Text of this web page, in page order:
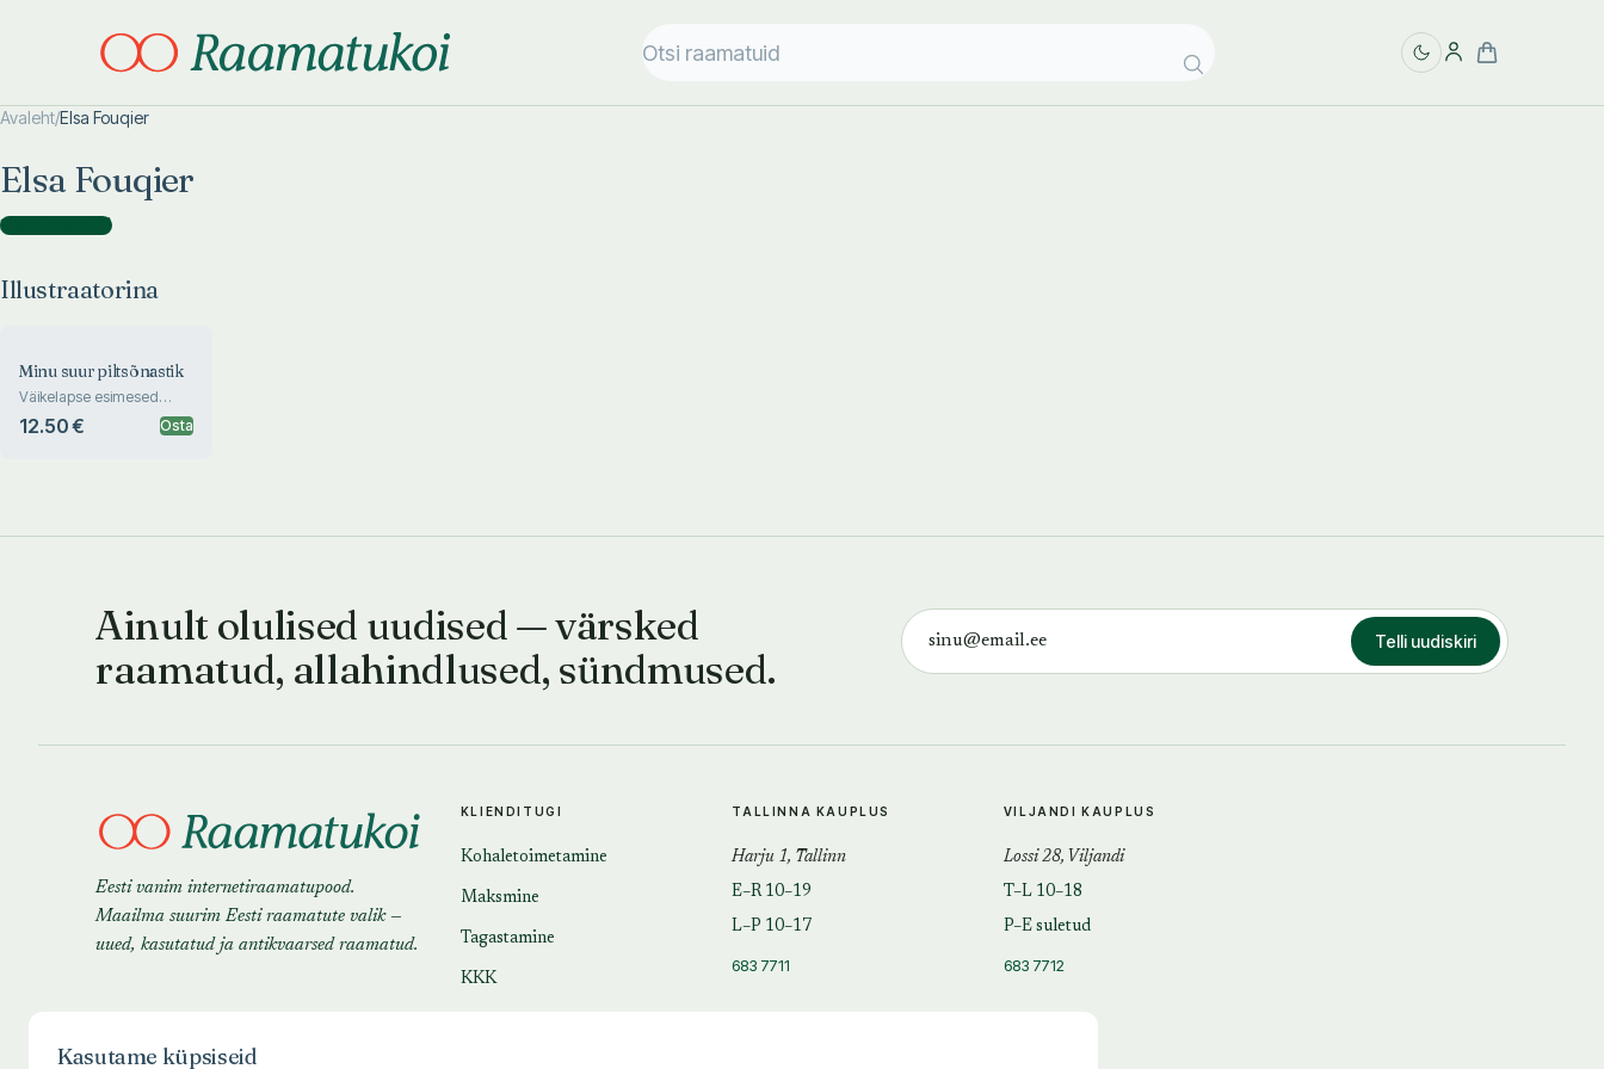
Avaleht/Elsa Fouqier
Elsa Fouqier
Illustraatorina )
Illustraatorina
Minu suur piltsõnastik
Väikelapse esimesed
sõnad
12.50 € Osta
Ainult olulised uudised — värsked
raamatud, allahindlused, sündmused.
Telli uudiskiri
Eesti vanim internetiraamatupood.
Maailma suurim Eesti raamatute valik —
uued, kasutatud ja antikvaarsed raamatud.
KLIENDITUGI
Kohaletoimetamine
Maksmine
Tagastamine
KKK
TALLINNA KAUPLUS
Harju 1, Tallinn
E–R 10–19
L–P 10–17
683 7711
VILJANDI KAUPLUS
Lossi 28, Viljandi
T–L 10–18
P–E suletud
683 7712
Kasutame küpsiseid